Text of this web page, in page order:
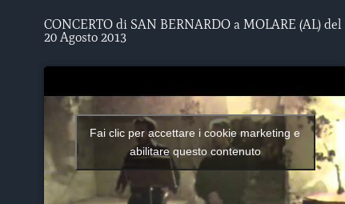
CONCERTO di SAN BERNARDO a MOLARE (AL) del
20 Agosto 2013
Fai clic per accettare i cookie marketing e
abilitare questo contenuto